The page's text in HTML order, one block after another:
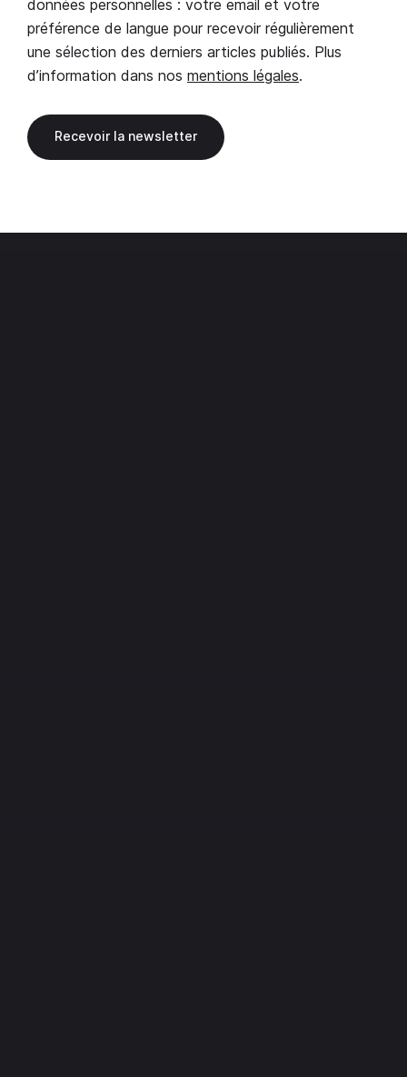
données personnelles : votre email et votre
préférence de langue pour recevoir régulièrement
une sélection des derniers articles publiés. Plus
d’information dans nos mentions légales.